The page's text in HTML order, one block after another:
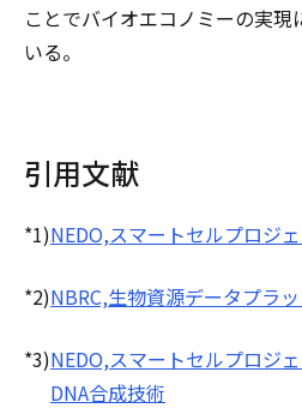
ことでバイオエコノミーの実現
いる。
引用文献
*1)NEDO,スマートセルプロジ
*2)NBRC,生物資源データプラ
*3)NEDO,スマートセルプロジ
DNA合成技術